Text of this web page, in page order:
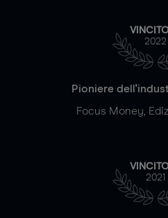
2022
Pioniere
Focus Money,
2021